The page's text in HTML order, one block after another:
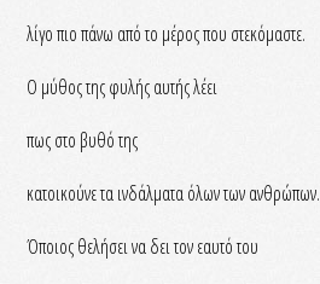
λίγο πιο πάνω από το μέρος που στεκόμαστε.
Ο μύθος της φυλής αυτής λέει
πως στο βυθό της
κατοικούνε τα ινδάλματα όλων των ανθρώπων.
Όποιος θελήσει να δει τον εαυτό του